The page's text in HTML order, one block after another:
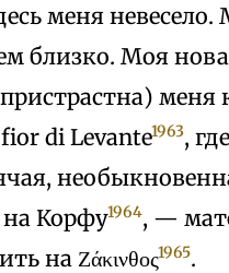
меня
близко. Моя
меня
di Levante1963,
Корфу1964, —
на Ζάκινθος1965.